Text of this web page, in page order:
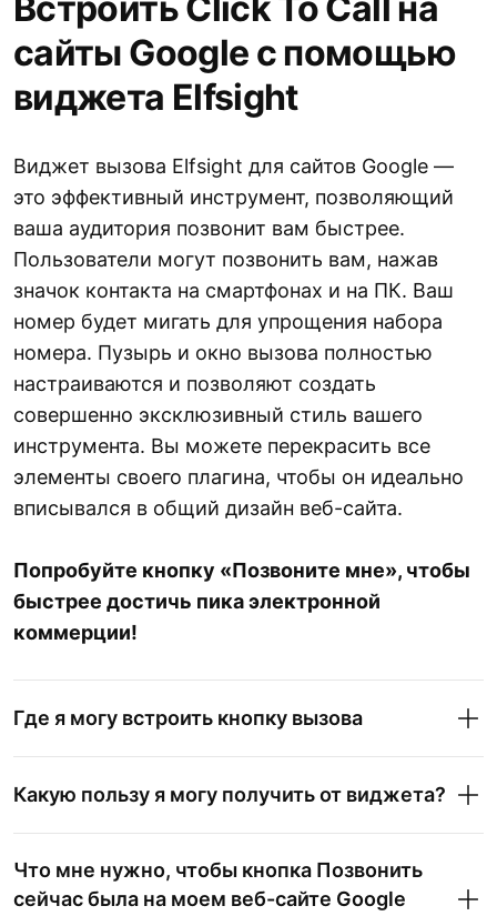
Встроить Click To Call на
сайты Google с помощью
виджета Elfsight
Виджет вызова Elfsight для сайтов Google —
это эффективный инструмент, позволяющий
ваша аудитория позвонит вам быстрее.
Пользователи могут позвонить вам, нажав
значок контакта на смартфонах и на ПК. Ваш
номер будет мигать для упрощения набора
номера. Пузырь и окно вызова полностью
настраиваются и позволяют создать
совершенно эксклюзивный стиль вашего
инструмента. Вы можете перекрасить все
элементы своего плагина, чтобы он идеально
вписывался в общий дизайн веб-сайта.
Попробуйте кнопку «Позвоните мне», чтобы
быстрее достичь пика электронной
коммерции!
Где я могу встроить кнопку вызова
Какую пользу я могу получить от виджета?
Что мне нужно, чтобы кнопка Позвонить
сейчас была на моем веб-сайте Google